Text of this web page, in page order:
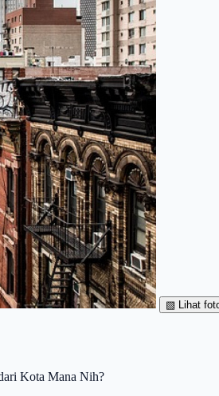
▧ Lihat
Kota Mana Nih?